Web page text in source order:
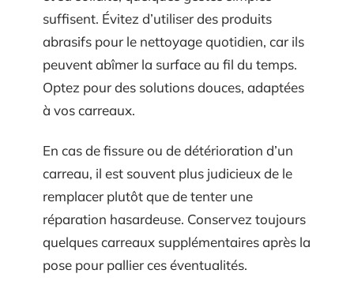
suffisent. Évitez d’utiliser des produits
abrasifs pour le nettoyage quotidien, car ils
peuvent abîmer la surface au fil du temps.
Optez pour des solutions douces, adaptées
à vos carreaux.
En cas de fissure ou de détérioration d’un
carreau, il est souvent plus judicieux de le
remplacer plutôt que de tenter une
réparation hasardeuse. Conservez toujours
quelques carreaux supplémentaires après la
pose pour pallier ces éventualités.